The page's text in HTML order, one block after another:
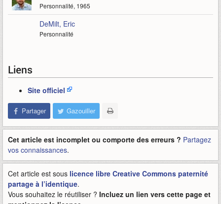
Personnalité, 1965
DeMilt, Eric
Personnalité
Liens
Site officiel
Partager Gazouiller
Cet article est incomplet ou comporte des erreurs ? Partagez
vos connaissances.
Cet article est sous licence libre Creative Commons paternité
partage à l’identique.
Vous souhaitez le réutiliser ? Incluez un lien vers cette page et